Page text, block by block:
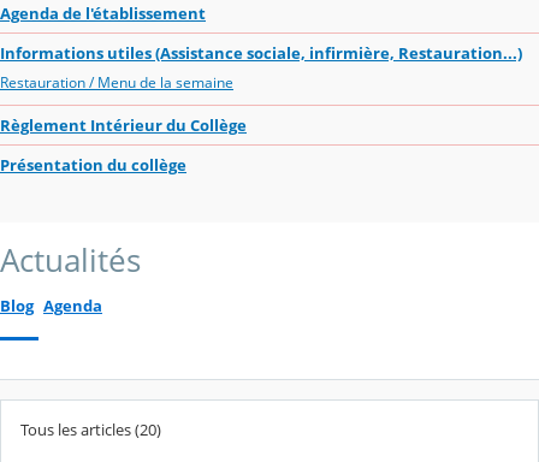
Agenda de l'établissement
Informations utiles (Assistance sociale, infirmière, Restauration...)
Restauration / Menu de la semaine
Règlement Intérieur du Collège
Présentation du collège
Actualités
Blog Agenda
Tous les articles (20)